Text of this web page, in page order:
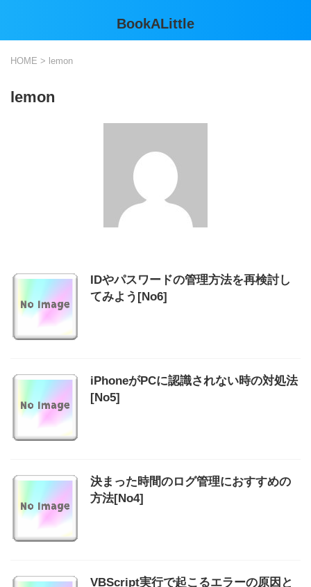
BookALittle
HOME > lemon
lemon
IDやパスワードの管理方法を再検討し
てみよう[No6]
iPhoneがPCに認識されない時の対処法
[No5]
決まった時間のログ管理におすすめの
方法[No4]
VBScript実行で起こるエラーの原因と